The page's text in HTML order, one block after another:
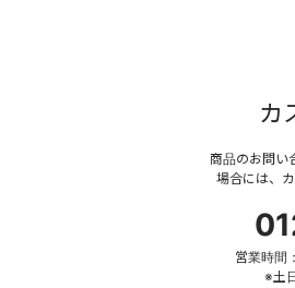
カ
商品のお問い
場合には、
営業時間
※土